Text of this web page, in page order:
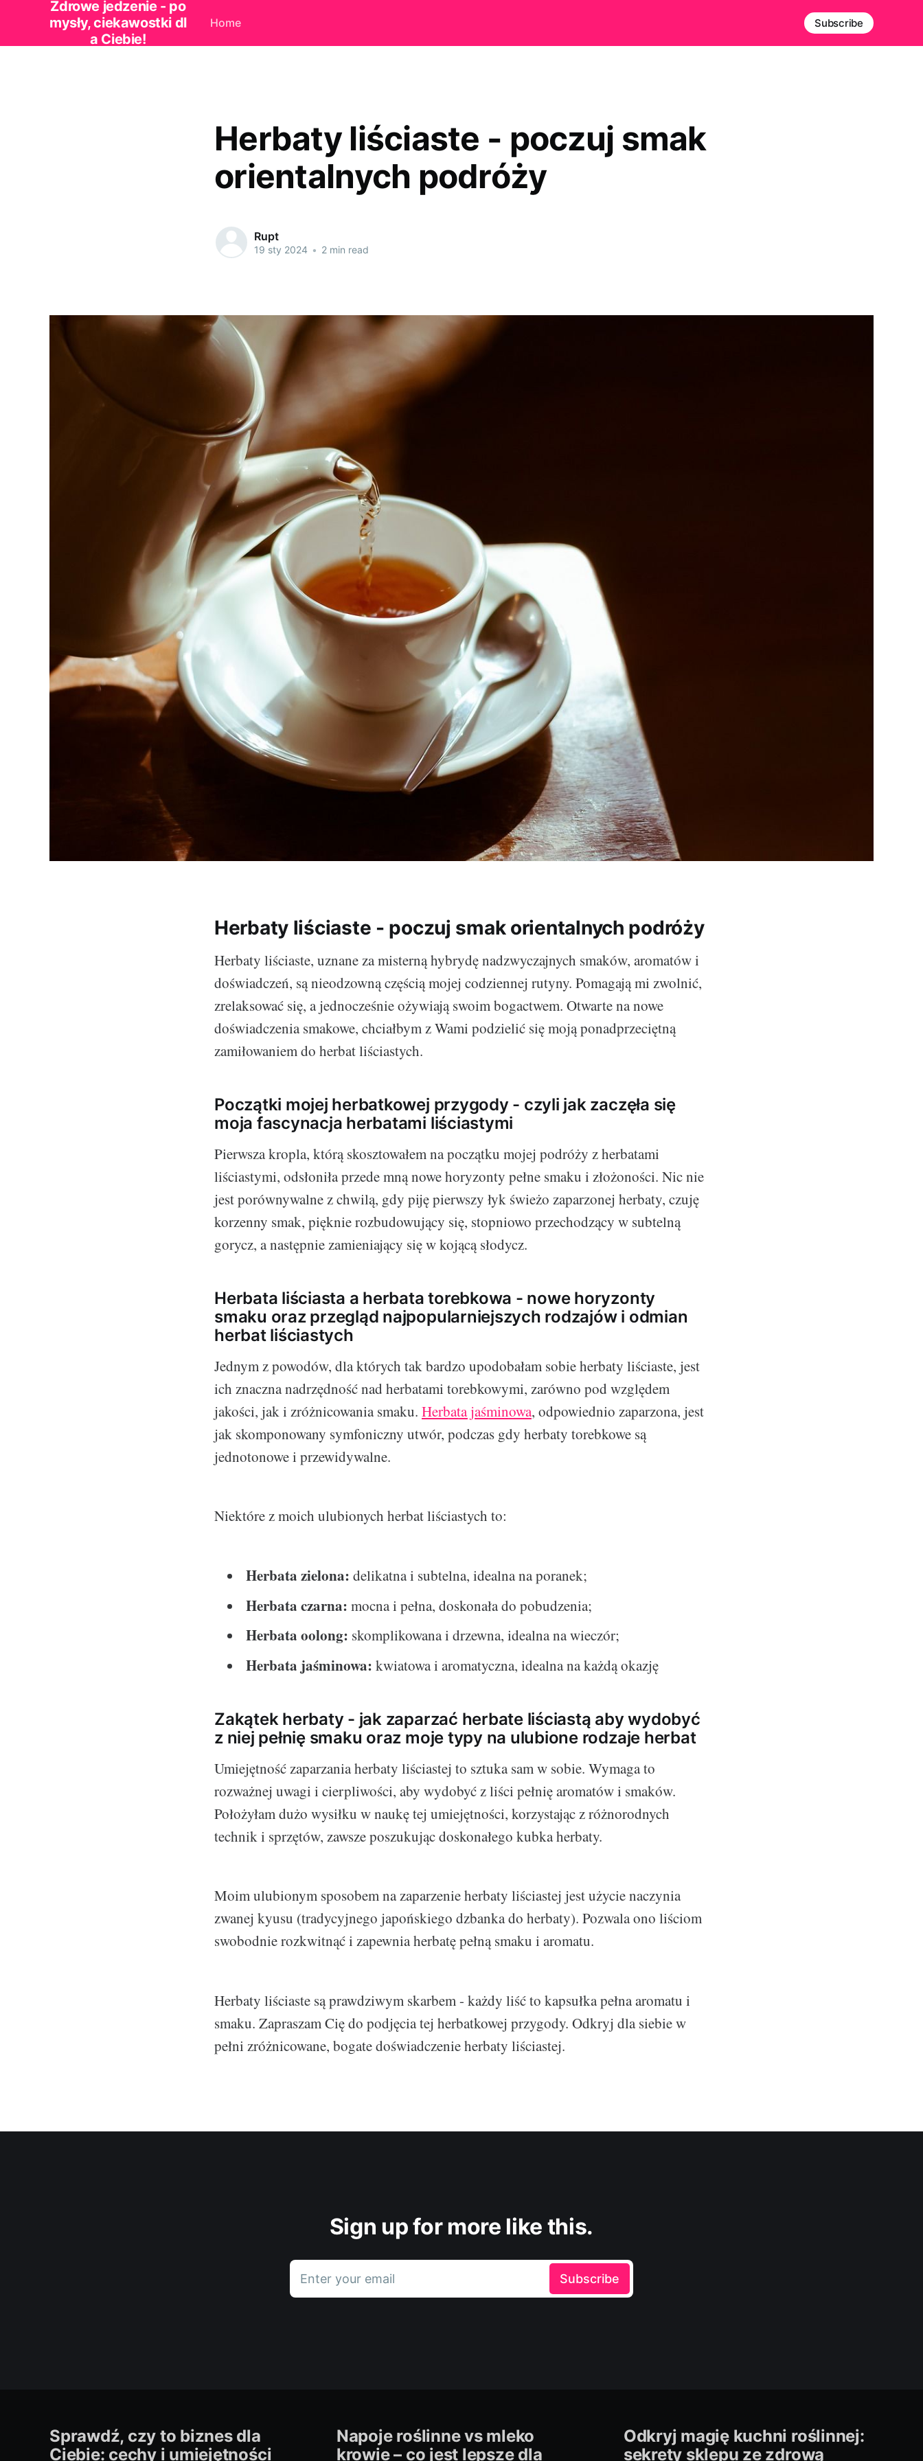
Zdrowe jedzenie - po
mysły, ciekawostki dl
a Ciebie!
Home Subscribe
Herbaty liściaste - poczuj smak
orientalnych podróży
Rupt
19 sty 2024 • 2 min read
Herbaty liściaste - poczuj smak orientalnych podróży
Herbaty liściaste, uznane za misterną hybrydę nadzwyczajnych smaków, aromatów i
doświadczeń, są nieodzowną częścią mojej codziennej rutyny. Pomagają mi zwolnić,
zrelaksować się, a jednocześnie ożywiają swoim bogactwem. Otwarte na nowe
doświadczenia smakowe, chciałbym z Wami podzielić się moją ponadprzeciętną
zamiłowaniem do herbat liściastych.
Początki mojej herbatkowej przygody - czyli jak zaczęła się
moja fascynacja herbatami liściastymi
Pierwsza kropla, którą skosztowałem na początku mojej podróży z herbatami
liściastymi, odsłoniła przede mną nowe horyzonty pełne smaku i złożoności. Nic nie
jest porównywalne z chwilą, gdy piję pierwszy łyk świeżo zaparzonej herbaty, czuję
korzenny smak, pięknie rozbudowujący się, stopniowo przechodzący w subtelną
gorycz, a następnie zamieniający się w kojącą słodycz.
Herbata liściasta a herbata torebkowa - nowe horyzonty
smaku oraz przegląd najpopularniejszych rodzajów i odmian
herbat liściastych
Jednym z powodów, dla których tak bardzo upodobałam sobie herbaty liściaste, jest
ich znaczna nadrzędność nad herbatami torebkowymi, zarówno pod względem
jakości, jak i zróżnicowania smaku. Herbata jaśminowa, odpowiednio zaparzona, jest
jak skomponowany symfoniczny utwór, podczas gdy herbaty torebkowe są
jednotonowe i przewidywalne.
Niektóre z moich ulubionych herbat liściastych to:
Herbata zielona: delikatna i subtelna, idealna na poranek;
Herbata czarna: mocna i pełna, doskonała do pobudzenia;
Herbata oolong: skomplikowana i drzewna, idealna na wieczór;
Herbata jaśminowa: kwiatowa i aromatyczna, idealna na każdą okazję
Zakątek herbaty - jak zaparzać herbate liściastą aby wydobyć
z niej pełnię smaku oraz moje typy na ulubione rodzaje herbat
Umiejętność zaparzania herbaty liściastej to sztuka sam w sobie. Wymaga to
rozważnej uwagi i cierpliwości, aby wydobyć z liści pełnię aromatów i smaków.
Położyłam dużo wysiłku w naukę tej umiejętności, korzystając z różnorodnych
technik i sprzętów, zawsze poszukując doskonałego kubka herbaty.
Moim ulubionym sposobem na zaparzenie herbaty liściastej jest użycie naczynia
zwanej kyusu (tradycyjnego japońskiego dzbanka do herbaty). Pozwala ono liściom
swobodnie rozkwitnąć i zapewnia herbatę pełną smaku i aromatu.
Herbaty liściaste są prawdziwym skarbem - każdy liść to kapsułka pełna aromatu i
smaku. Zapraszam Cię do podjęcia tej herbatkowej przygody. Odkryj dla siebie w
pełni zróżnicowane, bogate doświadczenie herbaty liściastej.
Sign up for more like this.
Enter your email Subscribe
Sprawdź, czy to biznes dla
Ciebie: cechy i umiejętności
Napoje roślinne vs mleko
krowie – co jest lepsze dla
Odkryj magię kuchni roślinnej:
sekrety sklepu ze zdrową